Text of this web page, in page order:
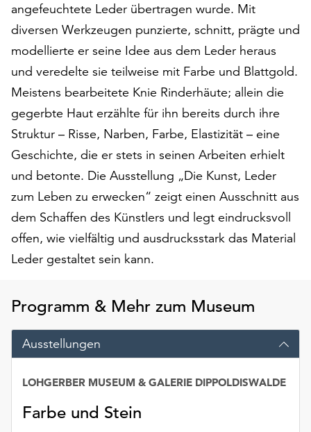
Schaltfläche
„Cookie-
Einstellungen“
zur
Verfügung.
Funktionale
Cookies
werden
auch
ohne
Ihr
Einverständnis
weiterhin
ausgeführt.
Möchten
verwendeten
Cookies
anpassen,
erreichen
die
über
angefeuchtete Leder übertragen wurde. Mit
diversen Werkzeugen punzierte, schnitt, prägte und
modellierte er seine Idee aus dem Leder heraus
und veredelte sie teilweise mit Farbe und Blattgold.
Meistens bearbeitete Knie Rinderhäute; allein die
gegerbte Haut erzählte für ihn bereits durch ihre
Struktur – Risse, Narben, Farbe, Elastizität – eine
Geschichte, die er stets in seinen Arbeiten erhielt
und betonte. Die Ausstellung „Die Kunst, Leder
zum Leben zu erwecken“ zeigt einen Ausschnitt aus
dem Schaffen des Künstlers und legt eindrucksvoll
offen, wie vielfältig und ausdrucksstark das Material
Leder gestaltet sein kann.
Programm & Mehr zum Museum
Ausstellungen
Farbe und Stein
LOHGERBER MUSEUM & GALERIE DIPPOLDISWALDE